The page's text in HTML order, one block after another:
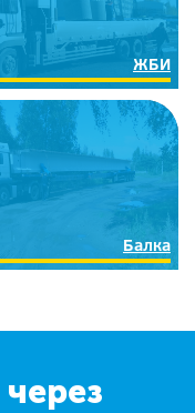
ЖБИ
Балка